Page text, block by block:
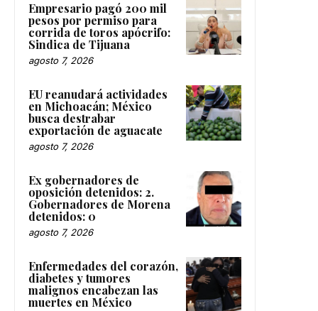
Empresario pagó 200 mil
pesos por permiso para
corrida de toros apócrifo:
Sindica de Tijuana
agosto 7, 2026
EU reanudará actividades
en Michoacán; México
busca destrabar
exportación de aguacate
agosto 7, 2026
Ex gobernadores de
oposición detenidos: 2.
Gobernadores de Morena
detenidos: 0
agosto 7, 2026
Enfermedades del corazón,
diabetes y tumores
malignos encabezan las
muertes en México